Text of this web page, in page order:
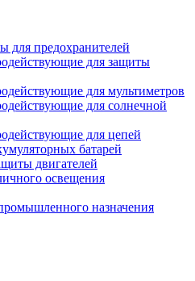
для предохранителей
для защиты
для мультиметров
для солнечной
для цепей
батарей
двигателей
освещения
назначения